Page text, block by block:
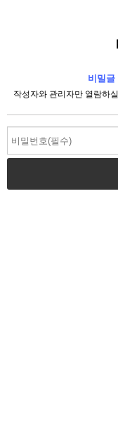
비밀글
작성자와 관리자만 열람하